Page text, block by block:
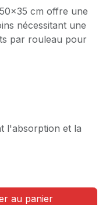
cm offre une
nécessitant une
par rouleau pour
l'absorption et la
au panier